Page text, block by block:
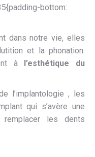
bottom:
dans notre vie, elles
et la phonation.
à l’esthétique du
l’implantologie , les
qui s’avère une
les dents